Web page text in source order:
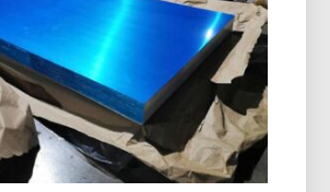
di chiusura in alluminio H14 è
progettata per la produzione di
Tappi ROPP, tappi a vite, e
per bevande. Offre un'eccellente
Resistenza alla corrosione, e qualità
della superficie superiore.